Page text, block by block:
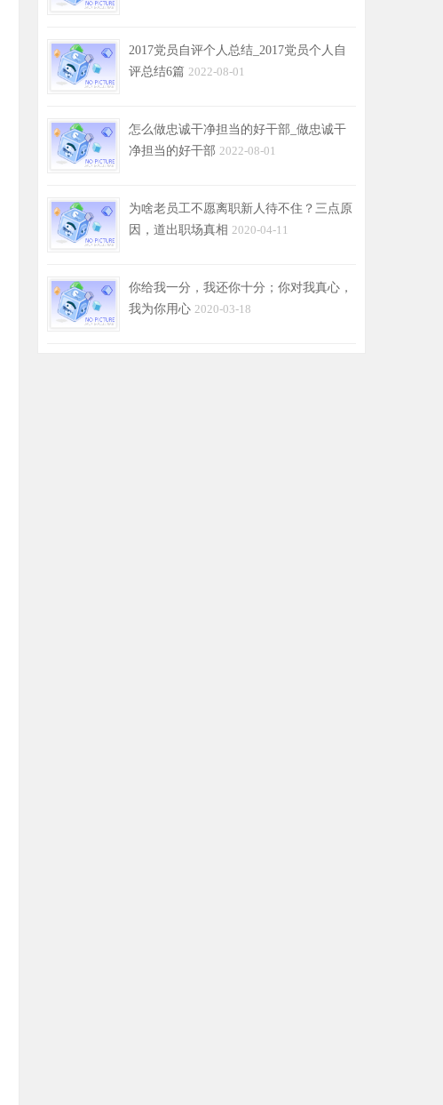
2017党员自评个人总结_2017党员个人自
评总结6篇 2022-08-01
怎么做忠诚干净担当的好干部_做忠诚干
净担当的好干部 2022-08-01
为啥老员工不愿离职新人待不住？三点原
因，道出职场真相 2020-04-11
你给我一分，我还你十分；你对我真心，
我为你用心 2020-03-18